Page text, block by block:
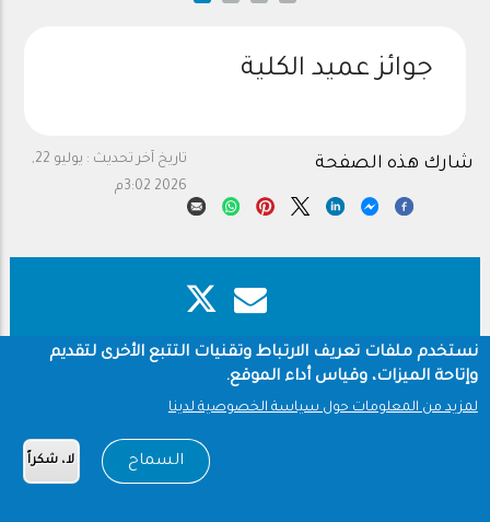
جوائز عميد الكلية
تاريخ آخر تحديث :
يوليو 22,
2026 3:02م
شارك هذه الصفحة
Footer حقوق النشر
سياسة الخصوصية
شروط الاستخدام
نستخدم ملفات تعريف الارتباط وتقنيات التتبع الأخرى لتقديم
وإتاحة الميزات، وقياس أداء الموقع.
لمزيد من المعلومات حول سياسة الخصوصية لدينا
السماح لا، شكراً